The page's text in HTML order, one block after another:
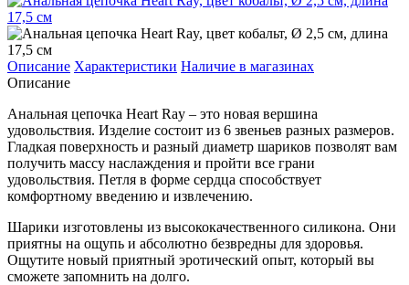
Описание Характеристики Наличие в магазинах
Описание
Анальная цепочка Heart Ray – это новая вершина
удовольствия. Изделие состоит из 6 звеньев разных размеров.
Гладкая поверхность и разный диаметр шариков позволят вам
получить массу наслаждения и пройти все грани
удовольствия. Петля в форме сердца способствует
комфортному введению и извлечению.
Шарики изготовлены из высококачественного силикона. Они
приятны на ощупь и абсолютно безвредны для здоровья.
Ощутите новый приятный эротический опыт, который вы
сможете запомнить на долго.